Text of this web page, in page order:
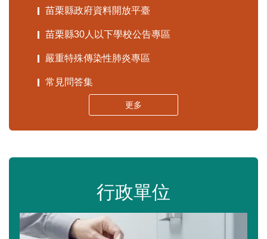
苗栗縣政府資料開放平臺
苗栗縣30人以下學校公告專區
嚴重特殊傳染性肺炎專區
常見問答集
更多
行政單位